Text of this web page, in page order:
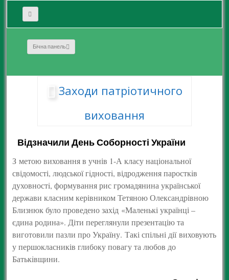
Бічна панель
Заходи патріотичного
виховання
Відзначили День Соборності України
З метою виховання в учнів 1-А класу національної
свідомості, людської гiдностi, відродження паросткiв
духовностi, формування рис громадянина української
держави класним керівником Тетяною Олександрівною
Близнюк було проведено захід «Маленькі українці –
єдина родина». Діти переглянули презентацію та
виготовили пазли про Україну. Такі спільні діївиховують
у першокласників глибоку повагу та любов до
Батькiвщини.